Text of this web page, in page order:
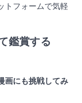
トフォームで気軽
鑑賞する
画にも挑戦してみ